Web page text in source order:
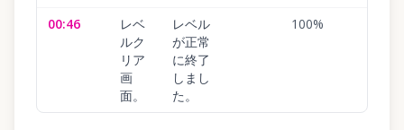
00:46
レベ
ルク
リア
画
面。
レベル
が正常
に終了
しまし
た。
100%